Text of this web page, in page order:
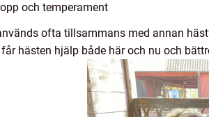
och temperament
ofta tillsammans med annan
hästen hjälp både här och nu och